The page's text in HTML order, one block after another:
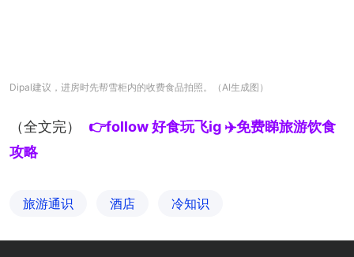
Dipal建议，进房时先帮雪柜内的收费食品拍照。（AI生成图）
（全文完）
👉follow 好食玩飞ig ✈️免费睇旅游饮食
攻略
旅游通识 酒店 冷知识